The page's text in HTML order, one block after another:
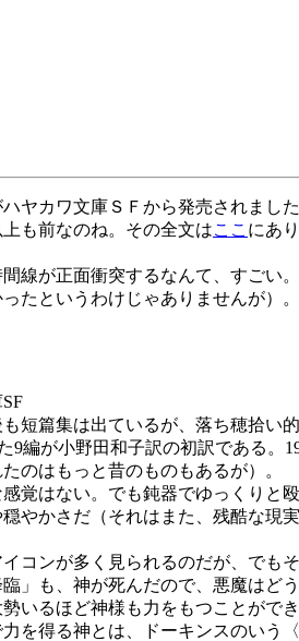
ハヤカワ文庫ＳＦから発売されまし
も前なのね。その全文はここ にあ
線が正面衝突するなんて、すごい
たというわけじゃありませんが）
篇集は出ているが、落ち穂拾い
が小野田和子訳の初訳である。
のはもっと昔のものもあるが）。
はない。でも鈍器でゆっくりと
やかさだ（それはまた、残酷な現
ンが多く見られるのだが、でも
」も、神が死んだので、悪魔はど
いるほど神様も力をもつことができ
得る神とは、ドーキンスのいう